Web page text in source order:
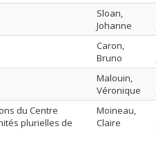
Sloan,
Johanne
Caron,
Bruno
Malouin,
Véronique
du Centre
plurielles de
Moineau,
Claire